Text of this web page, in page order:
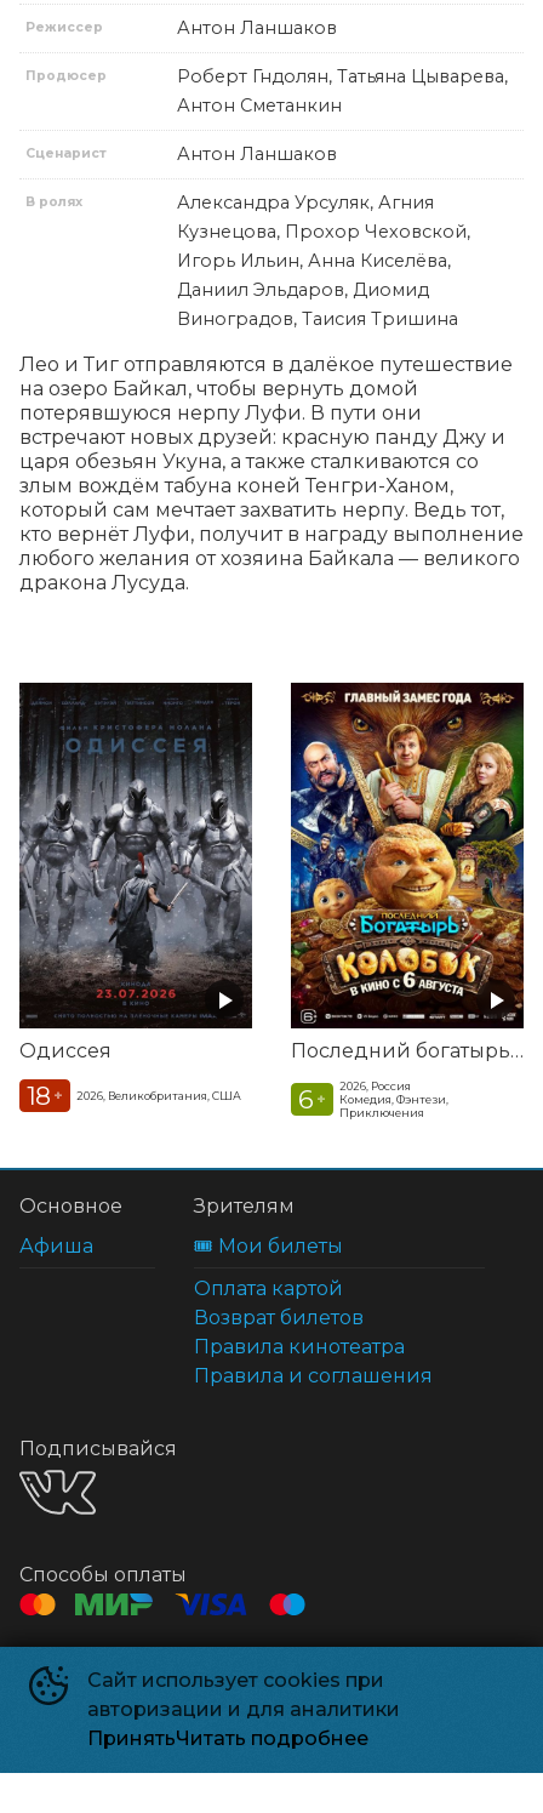
Режиссер Антон Ланшаков
Продюсер
Роберт Гндолян, Татьяна Цыварева,
Антон Сметанкин
Сценарист Антон Ланшаков
В ролях
Александра Урсуляк, Агния
Кузнецова, Прохор Чеховской,
Игорь Ильин, Анна Киселёва,
Даниил Эльдаров, Диомид
Виноградов, Таисия Тришина
Лео и Тиг отправляются в далёкое путешествие
на озеро Байкал, чтобы вернуть домой
потерявшуюся нерпу Луфи. В пути они
встречают новых друзей: красную панду Джу и
царя обезьян Укуна, а также сталкиваются со
злым вождём табуна коней Тенгри-Ханом,
который сам мечтает захватить нерпу. Ведь тот,
кто вернёт Луфи, получит в награду выполнение
любого желания от хозяина Байкала — великого
дракона Лусуда.
Одиссея
18 + 2026, Великобритания, США
Последний богатырь. Колобок
6 +
2026, Россия
Комедия, Фэнтези,
Приключения
Сайт использует cookies при
авторизации и для аналитики
ПринятьЧитать подробнее
Основное
Афиша
Зрителям
🎟️ Мои билеты
Оплата картой
Возврат билетов
Правила кинотеатра
Правила и соглашения
Подписывайся
Способы оплаты
Контакты
Касса
+7 495 500-91-78
Администрация relizparkzel@mail.ru